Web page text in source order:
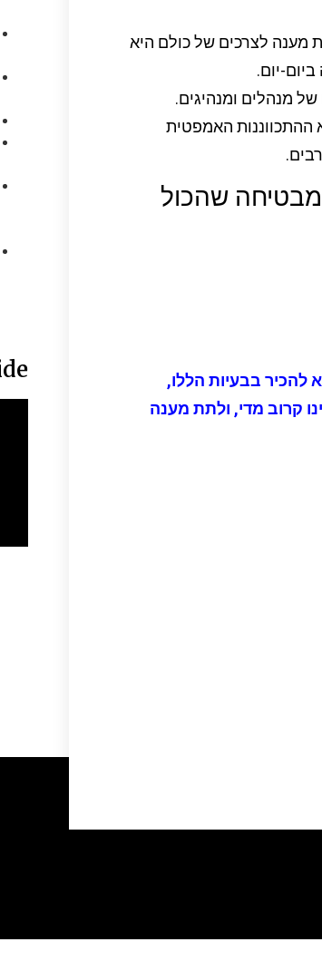
מענה לצרכים של כולם היא
יום.
מנהלים ומנהיגים.
ההתכווננות האמפטית
שהכול
להכיר בבעיות הללו,
קרוב מדי, ולתת מענה